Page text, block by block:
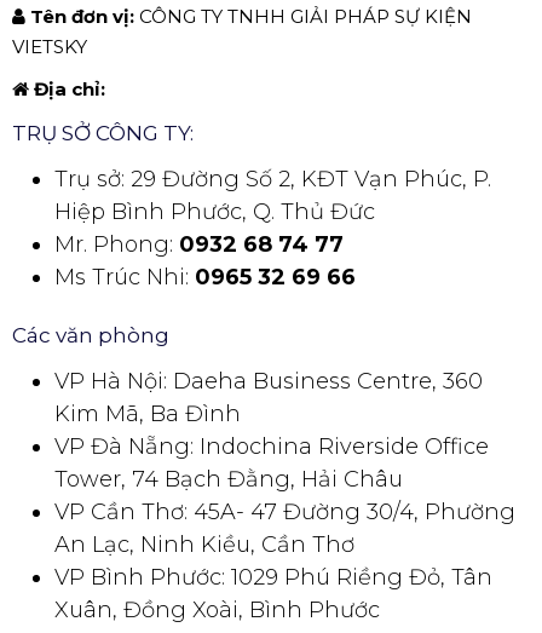
Tên đơn vị: CÔNG TY TNHH GIẢI PHÁP SỰ KIỆN
VIETSKY
Địa chỉ:
TRỤ SỞ CÔNG TY:
Trụ sở: 29 Đường Số 2, KĐT Vạn Phúc, P.
Hiệp Bình Phước, Q. Thủ Đức
Mr. Phong: 0932 68 74 77
Ms Trúc Nhi: 0965 32 69 66
Các văn phòng
VP Hà Nội: Daeha Business Centre, 360
Kim Mã, Ba Đình
VP Đà Nẵng: Indochina Riverside Office
Tower, 74 Bạch Đằng, Hải Châu
VP Cần Thơ: 45A- 47 Đường 30/4, Phường
An Lạc, Ninh Kiều, Cần Thơ
VP Bình Phước: 1029 Phú Riềng Đỏ, Tân
Xuân, Đồng Xoài, Bình Phước